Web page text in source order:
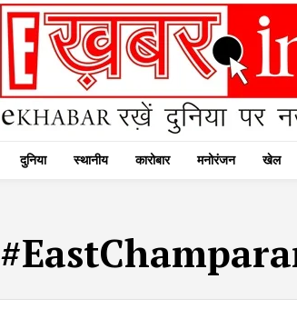
दुनिया स्थानीय कारोबार मनोरंजन खेल